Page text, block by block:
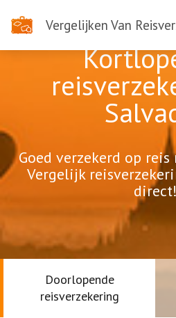
Vergelijken Van
Goed verzekerd op
Vergelijk
direct!
Doorlopende
reisverzekering